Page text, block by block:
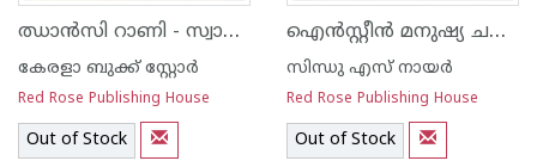
ഝാൻസി റാണി - സ്വാതന്ത്ര്യപ്പോരാട്ടത്തിലെ ധീരവനിത
കേരളാ ബുക്ക് സ്റ്റോര്‍
Red Rose Publishing House
Out of Stock
ഐന്‍സ്റ്റീന്‍ മനുഷ്യ ചരിത്രത്തിലെ മഹാപ്രതിഭ
സിന്ധു എസ് നായര്‍
Red Rose Publishing House
Out of Stock